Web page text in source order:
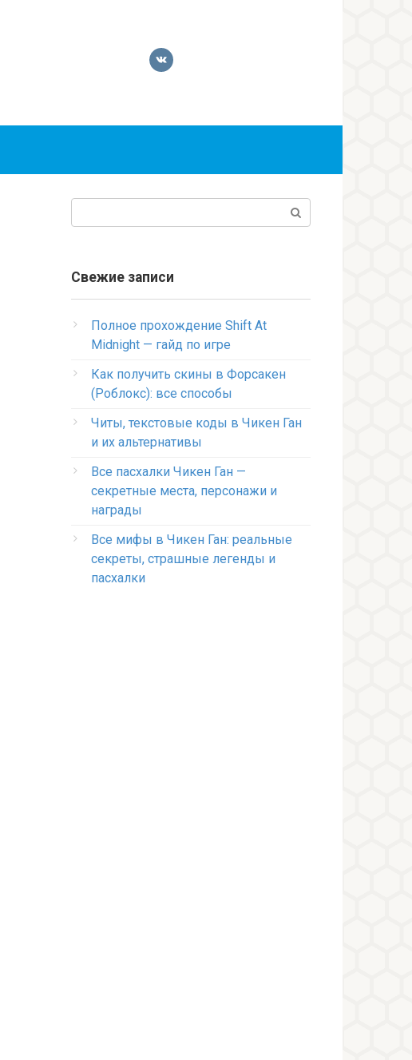
Свежие записи
Полное прохождение Shift At
Midnight — гайд по игре
Как получить скины в Форсакен
(Роблокс): все способы
Читы, текстовые коды в Чикен Ган
и их альтернативы
Все пасхалки Чикен Ган —
секретные места, персонажи и
награды
Все мифы в Чикен Ган: реальные
секреты, страшные легенды и
пасхалки